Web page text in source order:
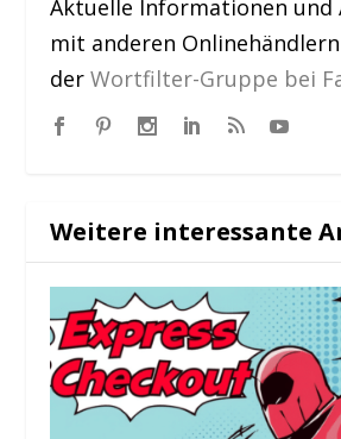
Aktuelle Informationen und
mit anderen
derWortfilter-Gruppe bei
Weitere interessante